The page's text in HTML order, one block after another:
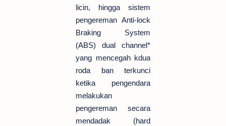
licin, hingga sistem
pengereman Anti-lock
Braking System
(ABS) dual channel*
yang mencegah kdua
roda ban terkunci
ketika pengendara
melakukan
pengereman secara
mendadak (hard